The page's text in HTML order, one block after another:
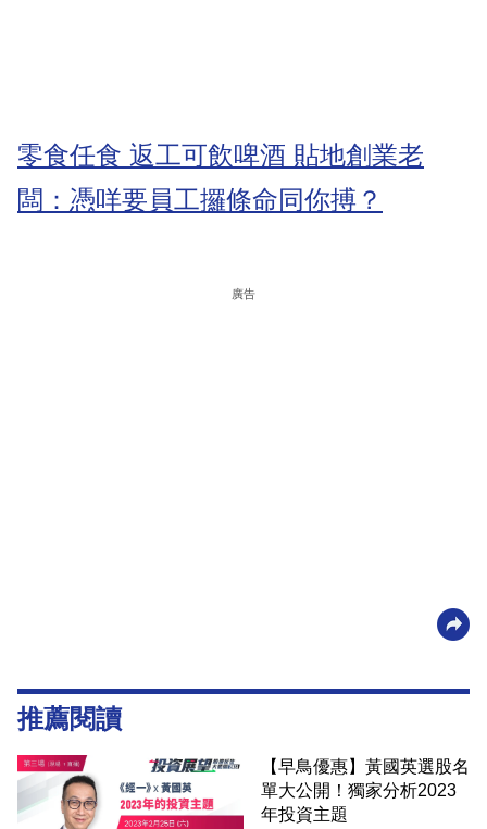
零食任食 返工可飲啤酒 貼地創業老
闆：憑咩要員工攞條命同你搏？
廣告
推薦閱讀
【早鳥優惠】黃國英選股名
單大公開！獨家分析2023
年投資主題